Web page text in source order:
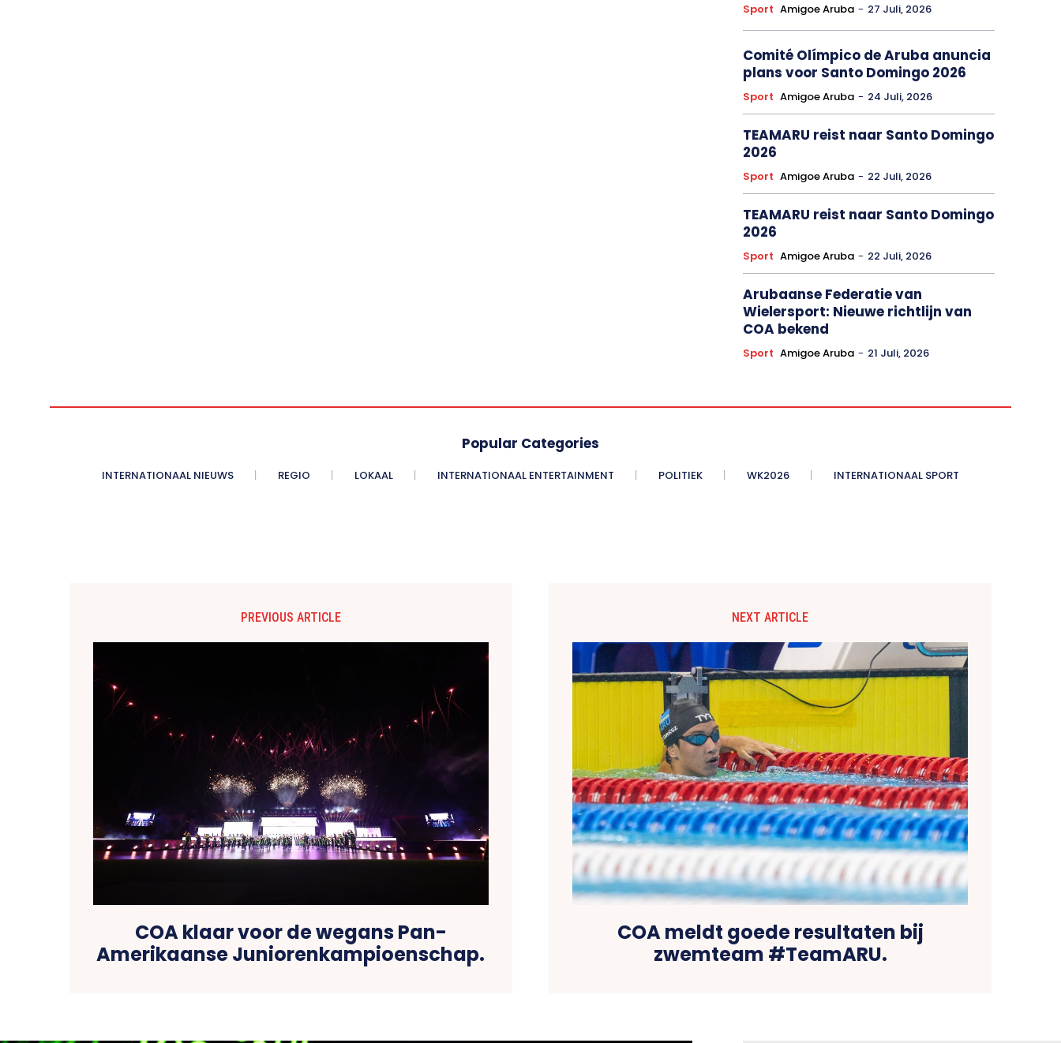
Sport Amigoe Aruba - 27 Juli, 2026
Comité Olímpico de Aruba anuncia
plans voor Santo Domingo 2026
Sport Amigoe Aruba - 24 Juli, 2026
TEAMARU reist naar Santo Domingo
2026
Sport Amigoe Aruba - 22 Juli, 2026
TEAMARU reist naar Santo Domingo
2026
Sport Amigoe Aruba - 22 Juli, 2026
Arubaanse Federatie van
Wielersport: Nieuwe richtlijn van
COA bekend
Sport Amigoe Aruba - 21 Juli, 2026
Popular Categories
INTERNATIONAAL NIEUWS REGIO LOKAAL INTERNATIONAAL ENTERTAINMENT POLITIEK WK2026 INTERNATIONAAL SPORT
PREVIOUS ARTICLE
COA klaar voor de wegans Pan-
Amerikaanse Juniorenkampioenschap.
NEXT ARTICLE
COA meldt goede resultaten bij
zwemteam #TeamARU.